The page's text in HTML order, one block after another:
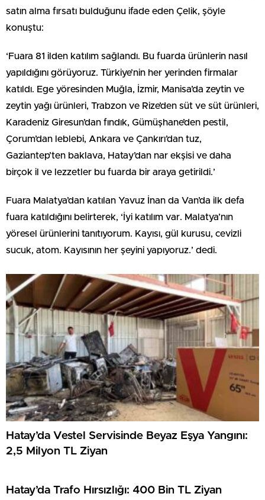
satın alma fırsatı bulduğunu ifade eden Çelik, şöyle
konuştu:
‘Fuara 81 ilden katılım sağlandı. Bu fuarda ürünlerin nasıl
yapıldığını görüyoruz. Türkiye’nin her yerinden firmalar
katıldı. Ege yöresinden Muğla, İzmir, Manisa’da zeytin ve
zeytin yağı ürünleri, Trabzon ve Rize’den süt ve süt ürünleri,
Karadeniz Giresun’dan fındık, Gümüşhane’den pestil,
Çorum’dan leblebi, Ankara ve Çankırı’dan tuz,
Gaziantep’ten baklava, Hatay’dan nar ekşisi ve daha
birçok il ve lezzetler bu fuarda bir araya getirildi.’
Fuara Malatya’dan katılan Yavuz İnan da Van’da ilk defa
fuara katıldığını belirterek, ‘İyi katılım var. Malatya’nın
yöresel ürünlerini tanıtıyorum. Kayısı, gül kurusu, cevizli
sucuk, atom. Kayısının her şeyini yapıyoruz.’ dedi.
Hatay’da Vestel Servisinde Beyaz Eşya Yangını:
2,5 Milyon TL Ziyan
Hatay’da Trafo Hırsızlığı: 400 Bin TL Ziyan